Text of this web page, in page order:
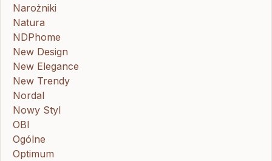
Narożniki
Natura
NDPhome
New Design
New Elegance
New Trendy
Nordal
Nowy Styl
OBI
Ogólne
Optimum